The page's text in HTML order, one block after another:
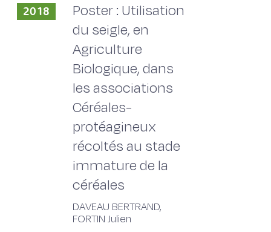
2018
Poster : Utilisation
du seigle, en
Agriculture
Biologique, dans
les associations
Céréales-
protéagineux
récoltés au stade
immature de la
céréales
DAVEAU BERTRAND,
FORTIN Julien